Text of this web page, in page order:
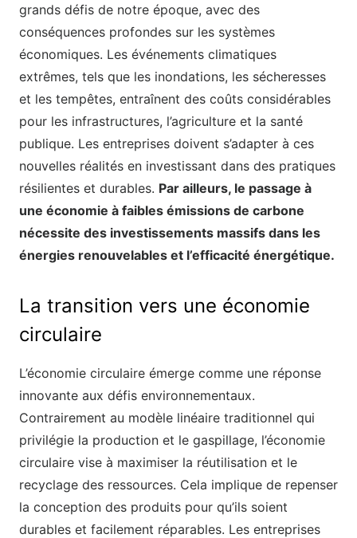
grands défis de notre époque, avec des
conséquences profondes sur les systèmes
économiques. Les événements climatiques
extrêmes, tels que les inondations, les sécheresses
et les tempêtes, entraînent des coûts considérables
pour les infrastructures, l’agriculture et la santé
publique. Les entreprises doivent s’adapter à ces
nouvelles réalités en investissant dans des pratiques
résilientes et durables. Par ailleurs, le passage à
une économie à faibles émissions de carbone
nécessite des investissements massifs dans les
énergies renouvelables et l’efficacité énergétique.
La transition vers une économie
circulaire
L’économie circulaire émerge comme une réponse
innovante aux défis environnementaux.
Contrairement au modèle linéaire traditionnel qui
privilégie la production et le gaspillage, l’économie
circulaire vise à maximiser la réutilisation et le
recyclage des ressources. Cela implique de repenser
la conception des produits pour qu’ils soient
durables et facilement réparables. Les entreprises